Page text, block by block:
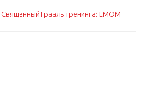
Священный Грааль тренинга: EMOM